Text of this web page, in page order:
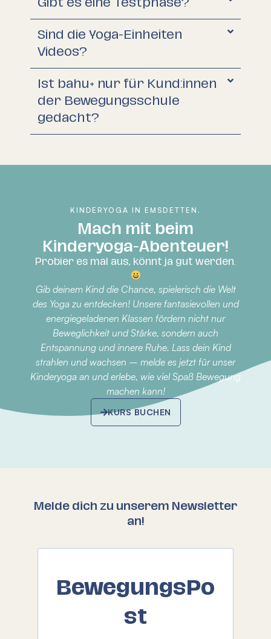
Gibt es eine Testphase?
Sind die Yoga-Einheiten
Videos?
Ist bahu+ nur für Kund:innen
der Bewegungsschule
gedacht?
KINDERYOGA IN EMSDETTEN.​
Mach mit beim
Kinderyoga-Abenteuer!​
Probier es mal aus, könnt ja gut werden.​
Gib deinem Kind die Chance, spielerisch die Welt
des Yoga zu entdecken! Unsere fantasievollen und
energiegeladenen Klassen fördern nicht nur
Beweglichkeit und Stärke, sondern auch
Entspannung und innere Ruhe. Lass dein Kind
strahlen und wachsen – melde es jetzt für unser
Kinderyoga an und erlebe, wie viel Spaß Bewegung
machen kann!
KURS BUCHEN
Melde dich zu unserem Newsletter
an!
BewegungsPo
st